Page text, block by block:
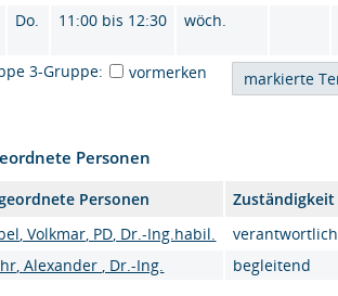
Do. 11:00 bis 12:30 wöch.
3-Gruppe: vormerken
Personen
Personen
Zuständigkeit
Volkmar, PD, Dr.-Ing.habil.
verantwortlich
Alexander , Dr.-Ing.
begleitend